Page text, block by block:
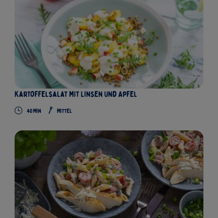
Kartoffelsalat mit Linsen und Apfel
40Min Mittel